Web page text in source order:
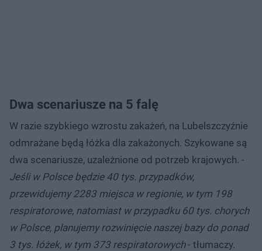
Dwa scenariusze na 5 falę
W razie szybkiego wzrostu zakażeń, na Lubelszczyźnie
odmrażane będą łóżka dla zakażonych. Szykowane są
dwa scenariusze, uzależnione od potrzeb krajowych. -
Jeśli w Polsce będzie 40 tys. przypadków,
przewidujemy 2283 miejsca w regionie, w tym 198
respiratorowe, natomiast w przypadku 60 tys. chorych
w Polsce, planujemy rozwinięcie naszej bazy do ponad
3 tys. łóżek, w tym 373 respiratorowych- tłumaczy.